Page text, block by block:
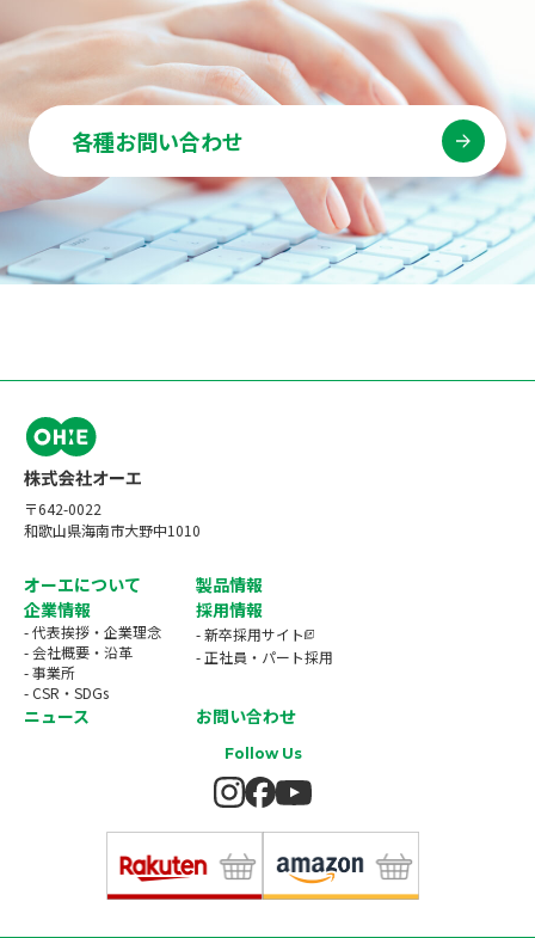
各種お問い合わせ
〒642-0022
和歌山県海南市大野中1010
オーエについて
製品情報
企業情報
- 代表挨拶・企業理念
- 会社概要・沿革
- 事業所
- CSR・SDGs
採用情報
- 新卒採用サイト
- 正社員・パート採用
ニュース お問い合わせ
Follow Us